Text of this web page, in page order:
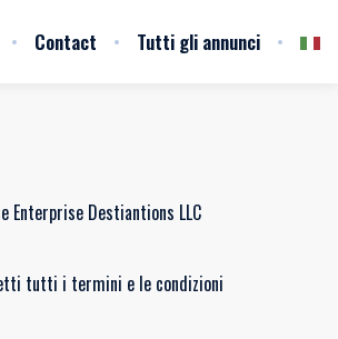
Contact Tutti gli annunci
Destiantions LLC
tutti i termini e le condizioni